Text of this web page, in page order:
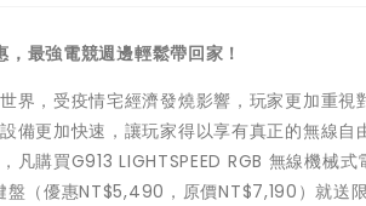
，最強電競週邊輕鬆帶回家！
界，受疫情宅經濟發燒影響，玩家更加重
備更加快速，讓玩家得以享有真正的無線自
凡購買G913 LIGHTSPEED RGB 無線機
盤（優惠NT$5,490，原價NT$7,190）就送